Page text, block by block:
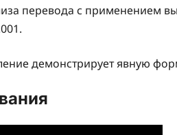
перевода с применением
демонстрирует явную